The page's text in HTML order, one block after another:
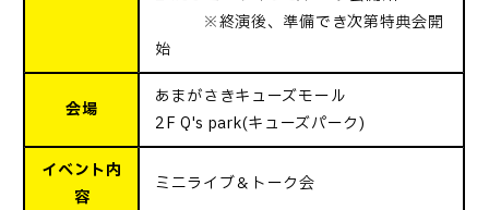
※終演後、準備でき次第特典会開
始
会場
あまがさきキューズモール
2F Q's park(キューズパーク)
イベント内
容
ミニライブ＆トーク会